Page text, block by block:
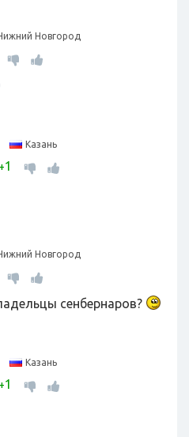
Новгород
Казань
+1
Новгород
сенбернаров?
Казань
+1